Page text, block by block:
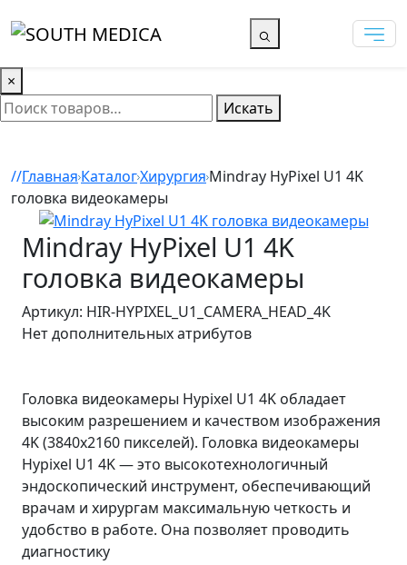
×
Искать
Главная КаталогХирургия Mindray HyPixel U1 4K
головка видеокамеры
Mindray HyPixel U1 4K
головка видеокамеры
Артикул: HIR-HYPIXEL_U1_CAMERA_HEAD_4K
Нет дополнительных атрибутов
Головка видеокамеры Hypixel U1 4K обладает
высоким разрешением и качеством изображения
4K (3840х2160 пикселей). Головка видеокамеры
Hypixel U1 4K — это высокотехнологичный
эндоскопический инструмент, обеспечивающий
врачам и хирургам максимальную четкость и
удобство в работе. Она позволяет проводить
диагностику